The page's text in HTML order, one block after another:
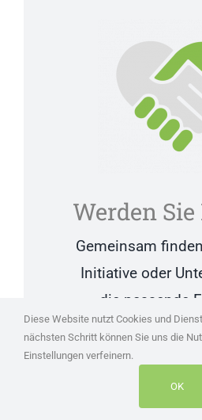
Werden
Gemeinsam
Initiative oder
die passende
Diese Website nutzt Cookies und
nächsten Schritt können Sie uns die
Einstellungen verfeinern.
OK